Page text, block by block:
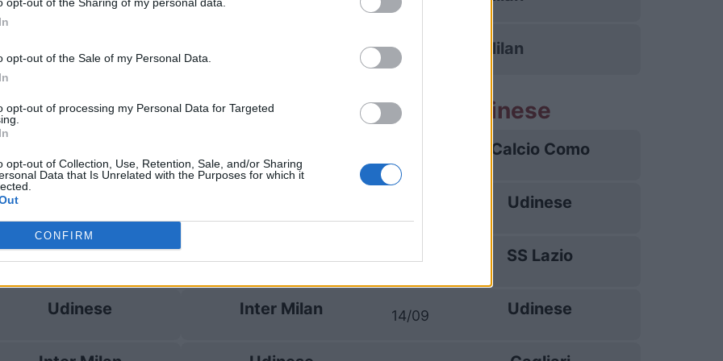
opt-out of the Sale of my Personal Data.
opt-out of processing my Personal Data for Targeted
opt-out of Collection, Use, Retention, Sale, and/or Sharing
Data that Is Unrelated with the Purposes for which it
CONFIRM
Inter Milan
Milan
Napoli
Udinese
Prossime partite Udinese
Calcio Como
Udinese
07/09 SS Lazio
Inter Milan 14/09 Udinese